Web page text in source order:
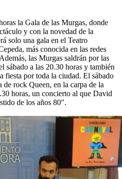
la Gala de las Murgas, donde
y con la novedad de la
solo una gala en el Teatro
más conocida en las redes
las Murgas saldrán por las
sábado a las 20.30 horas y también
fiesta por toda la ciudad. El sábado
de rock Queen, en la carpa de la
horas, un concierto al que David
de los años 80".